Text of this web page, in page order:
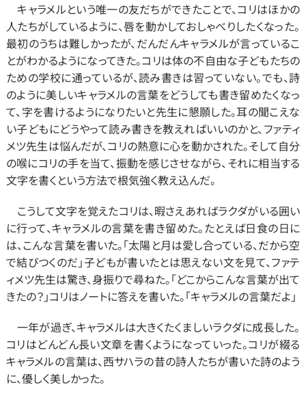
キャラメルという唯一の友だちができたことで、コリはほかの
人たちがしているように、唇を動かしておしゃべりしたくなった。
最初のうちは難しかったが、だんだんキャラメルが言っているこ
とがわかるようになってきた。コリは体の不自由な子どもたちの
ための学校に通っているが、読み書きは習っていない。でも、詩
のように美しいキャラメルの言葉をどうしても書き留めたくなっ
て、字を書けるようになりたいと先生に懇願した。耳の聞こえな
い子どもにどうやって読み書きを教えればいいのかと、ファティ
メツ先生は悩んだが、コリの熱意に心を動かされた。そして自分
の喉にコリの手を当て、振動を感じさせながら、それに相当する
文字を書くという方法で根気強く教え込んだ。
こうして文字を覚えたコリは、暇さえあればラクダがいる囲い
に行って、キャラメルの言葉を書き留めた。たとえば日食の日に
は、こんな言葉を書いた。「太陽と月は愛し合っている、だから空
で結びつくのだ」子どもが書いたとは思えない文を見て、ファテ
ィメツ先生は驚き、身振りで尋ねた。「どこからこんな言葉が出て
きたの？」コリはノートに答えを書いた。「キャラメルの言葉だよ」
一年が過ぎ、キャラメルは大きくたくましいラクダに成長した。
コリはどんどん長い文章を書くようになっていった。コリが綴る
キャラメルの言葉は、西サハラの昔の詩人たちが書いた詩のよう
に、優しく美しかった。